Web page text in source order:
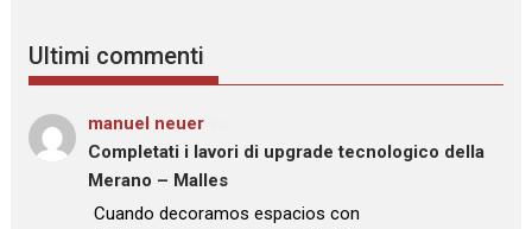
Ultimi commenti
manuel neuer
Completati i lavori di upgrade tecnologico della
Merano – Malles
: “
Cuando decoramos espacios con